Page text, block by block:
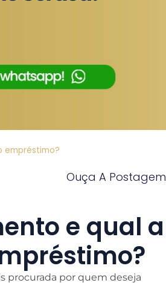
empréstimo?
Ouça A Postagem
e qual a
procurada por quem deseja